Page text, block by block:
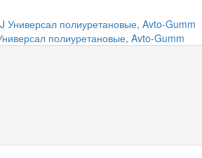
полиуретановые, Avto-Gumm